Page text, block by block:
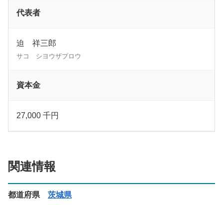
代表者
迫 祥三郎
サコ シヨウザブロウ
資本金
27,000 千円
関連情報
都道府県 茨城県